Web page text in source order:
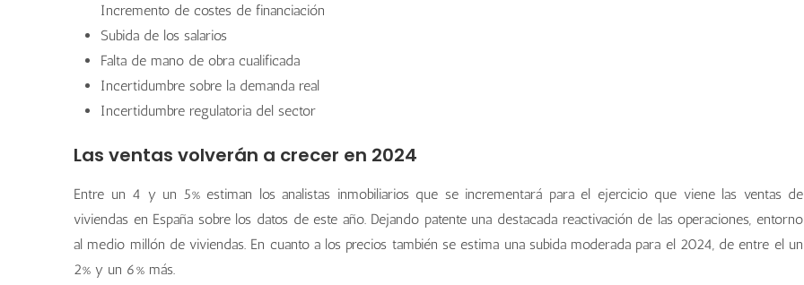
Incremento de costes de financiación
Subida de los salarios
Falta de mano de obra cualificada
Incertidumbre sobre la demanda real
Incertidumbre regulatoria del sector
Las ventas volverán a crecer en 2024
Entre un 4 y un 5% estiman los analistas inmobiliarios que se incrementará para el ejercicio que viene las ventas de
viviendas en España sobre los datos de este año. Dejando patente una destacada reactivación de las operaciones, entorno
al medio millón de viviendas. En cuanto a los precios también se estima una subida moderada para el 2024, de entre el un
2% y un 6% más.